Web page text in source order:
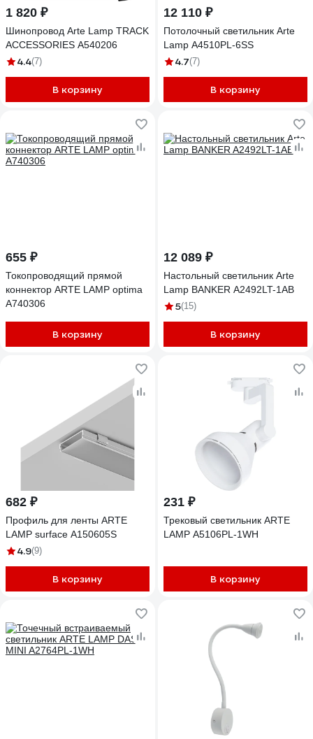
1 820 ₽
Шинопровод Arte Lamp TRACK
ACCESSORIES A540206
4.4(7)
В корзину
12 110 ₽
Потолочный светильник Arte
Lamp A4510PL-6SS
4.7(7)
В корзину
655 ₽
Токопроводящий прямой
коннектор ARTE LAMP optima
A740306
В корзину
12 089 ₽
Настольный светильник Arte
Lamp BANKER A2492LT-1AB
5(15)
В корзину
682 ₽
Профиль для ленты ARTE
LAMP surface A150605S
4.9(9)
В корзину
231 ₽
Трековый светильник ARTE
LAMP A5106PL-1WH
В корзину